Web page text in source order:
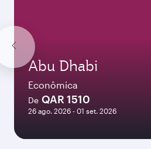
Abu Dhabi
Econômica
De QAR 1510
26 ago. 2026 - 01 set. 2026